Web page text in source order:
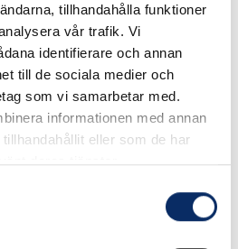
tillhandahålla funktioner
vår trafik. Vi
identifierare och annan
till de sociala medier och
som vi samarbetar med.
informationen med annan
eller som de har
deras tjänster.
av finskt stål. Perfekt för
Kok- och steknivåernas höjd
Levereras inklusive rökfång,
är ställbara i höjdled, stekhäll 38
korvgaller,
ugnsgaller. Yttermått Ø 94
45 cm.